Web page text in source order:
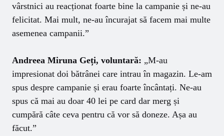
vârstnici au reacționat foarte bine la campanie și ne-au
felicitat. Mai mult, ne-au încurajat să facem mai multe
asemenea campanii.”
Andreea Miruna Geți, voluntară: „M-au
impresionat doi bătrânei care intrau în magazin. Le-am
spus despre campanie și erau foarte încântați. Ne-au
spus că mai au doar 40 lei pe card dar merg și
cumpără câte ceva pentru că vor să doneze. Așa au
făcut.”